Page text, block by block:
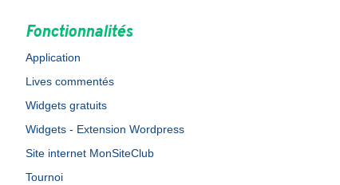
Fonctionnalités
Application
Lives commentés
Widgets gratuits
Widgets - Extension Wordpress
Site internet MonSiteClub
Tournoi